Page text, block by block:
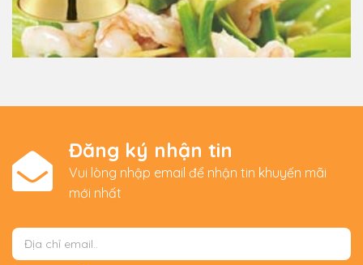
Đăng ký nhận tin
Vui lòng nhập email để nhận tin khuyến mãi
mới nhất